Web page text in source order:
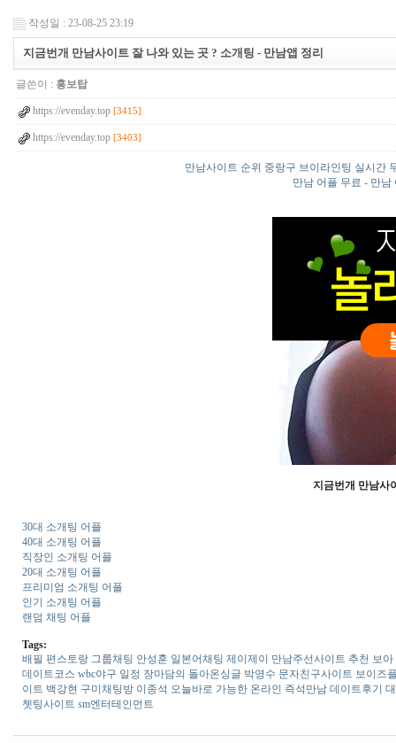
작성일 : 23-08-25 23:19
지금번개 만남사이트 잘 나와 있는 곳 ? 소개팅 - 만남앱 정리
글쓴이 : 홍보탑
https://evenday.top [3415]
https://evenday.top [3403]
만남사이트 순위 중랑구 브이라인팅 실시간
만남 어플 무료 - 만남
지금번개 만남사
30대 소개팅 어플
40대 소개팅 어플
직장인 소개팅 어플
20대 소개팅 어플
프리미엄 소개팅 어플
인기 소개팅 어플
랜덤 채팅 어플
Tags:
배­필 편스토랑 그­룹­채­팅 안성훈 일­본­어­채­팅 제이제이 만남주선사이트 추천 보아
데­이­트­코­스 wbc야구 일정 장­마­담­의­ ­돌­아­온­싱­글 박영수 문­자­친­구­사­이­트 보이즈
이트 백강현 구­미­채­팅­방 이종석 오늘바로 가능한 온라인 즉석만남 데이트후기
쳇­팅­사­이­트 sm엔터테인먼트